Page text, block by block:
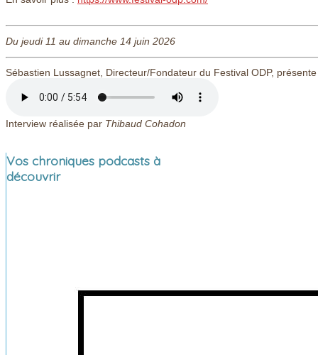
Du jeudi 11 au dimanche 14 juin 2026
Sébastien Lussagnet, Directeur/Fondateur du Festival ODP,
Interview réalisée par Thibaud Cohadon
Vos chroniques podcasts à
découvrir